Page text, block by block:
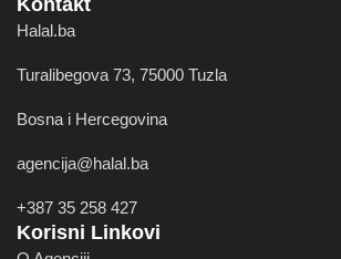
Halal.ba
Turalibegova 73, 75000 Tuzla
Bosna i Hercegovina
agencija@halal.ba
+387 35 258 427
Korisni Linkovi